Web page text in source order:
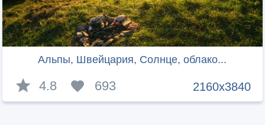
Альпы, Швейцария, Солнце, облако...
2160x3840
4.8 693